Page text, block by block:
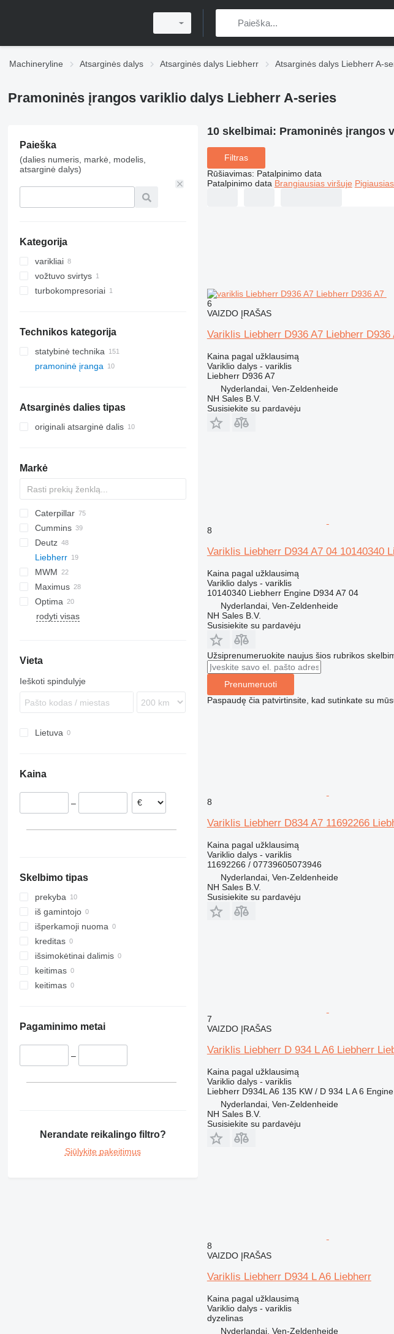
Machineryline Atsarginės dalys Atsarginės dalys Liebherr Atsarginės dalys Liebherr A-
Pramoninės įrangos variklio dalys Liebherr A-series
Paieška
(dalies numeris, markė, modelis,
atsarginė dalys)
Kategorija
varikliai
vožtuvo svirtys
turbokompresoriai
Technikos kategorija
statybinė technika
ekskavatoriai
visureigiai kranai
pramoninė įranga
Atsarginės dalies tipas
originali atsarginė dalis
Markė
GA
ROC
XAS
XRHS
XRVS
Caterpillar
305
910
C-series
G-series
GP
V-series
Cummins
C-series
KTA
Deutz
BF
SM
P-series
ESD
Liebherr
A-series
L-series
LH
R-series
R964
R974
MWM
Maximus
Optima
1100 Series
rodyti visas
Vieta
Ieškoti spindulyje
Lietuva
Kaina
–
Skelbimo tipas
prekyba
iš gamintojo
išperkamoji nuoma
kreditas
išsimokėtinai dalimis
keitimas
keitimas
Pagaminimo metai
–
Nerandate reikalingo filtro?
Siūlykite pakeitimus
10 skelbimai: Pramoninės įrangos
Filtras
Rūšiavimas: Patalpinimo data
Patalpinimo data Brangiausias viršuje
6
VAIZDO ĮRAŠAS
Variklis Liebherr D936 A7 Liebherr D936
Kaina pagal užklausimą
Variklio dalys - variklis
Liebherr D936 A7
Nyderlandai, Ven-Zeldenheide
NH Sales B.V.
Susisiekite su pardavėju
8
Variklis Liebherr D934 A7 04 10140340
Kaina pagal užklausimą
Variklio dalys - variklis
10140340 Liebherr Engine D934 A7 04
Nyderlandai, Ven-Zeldenheide
NH Sales B.V.
Susisiekite su pardavėju
Užsiprenumeruokite naujus šios rubrikos
Prenumeruoti
Paspaudę čia patvirtinsite, kad sutinkate su
8
Variklis Liebherr D834 A7 11692266
Kaina pagal užklausimą
Variklio dalys - variklis
11692266 / 07739605073946
Nyderlandai, Ven-Zeldenheide
NH Sales B.V.
Susisiekite su pardavėju
7
VAIZDO ĮRAŠAS
Variklis Liebherr D 934 L A6 Liebherr
Kaina pagal užklausimą
Variklio dalys - variklis
Liebherr D934L A6 135 KW / D 934 L A 6
Nyderlandai, Ven-Zeldenheide
NH Sales B.V.
Susisiekite su pardavėju
8
VAIZDO ĮRAŠAS
Variklis Liebherr D934 L A6 Liebherr
Kaina pagal užklausimą
Variklio dalys - variklis
dyzelinas
Nyderlandai, Ven-Zeldenheide